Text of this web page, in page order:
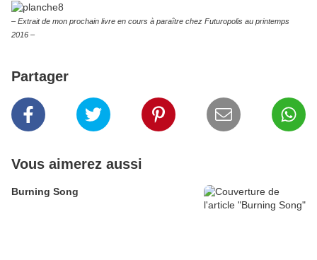
– Extrait de mon prochain livre en cours à paraître chez Futuropolis au printemps
2016 –
Partager
Vous aimerez aussi
Burning Song